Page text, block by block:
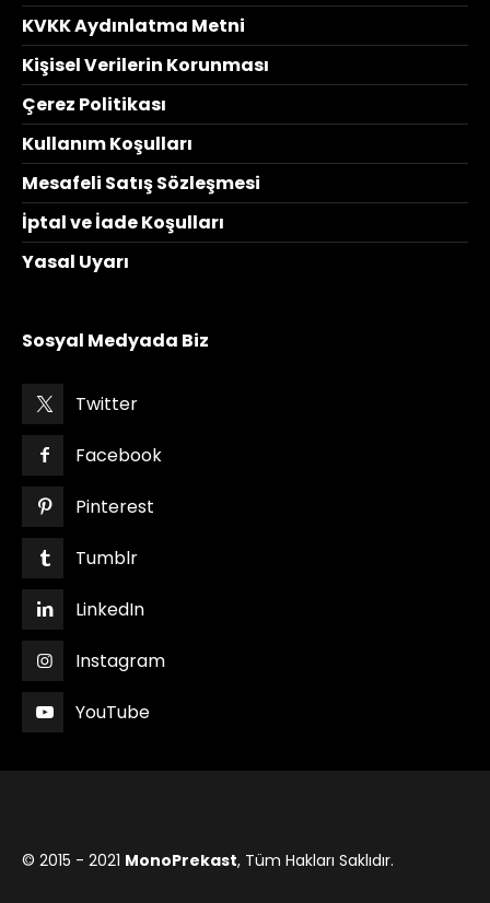
KVKK Aydınlatma Metni
Kişisel Verilerin Korunması
Çerez Politikası
Kullanım Koşulları
Mesafeli Satış Sözleşmesi
İptal ve İade Koşulları
Yasal Uyarı
Sosyal Medyada Biz
Twitter
Facebook
Pinterest
Tumblr
LinkedIn
Instagram
YouTube
© 2015 - 2021 MonoPrekast, Tüm Hakları Saklıdır.